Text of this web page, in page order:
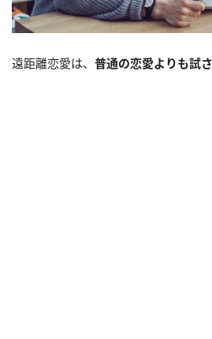
遠距離恋愛は、 普通の恋愛よりも試